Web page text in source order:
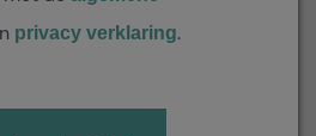
privacy verklaring.